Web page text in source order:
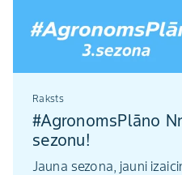
Raksts
#AgronomsPlāno
sezonu!
Jauna sezona, jauni